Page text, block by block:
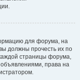
для форума, на
должны прочесть их по
страницы форума,
права на